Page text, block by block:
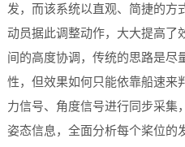
发，而该系统以直观、简捷的方
动员据此调整动作，大大提高了
间的高度协调，传统的思路是尽
性，但效果如何只能依靠船速来
力信号、角度信号进行同步采集
姿态信息，全面分析每个桨位的